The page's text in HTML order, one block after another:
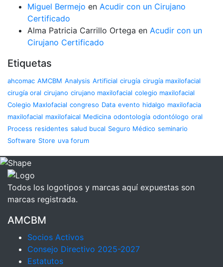
Miguel Bermejo en Acudir con un Cirujano
Certificado
Alma Patricia Carrillo Ortega en Acudir con un
Cirujano Certificado
Etiquetas
ahcomac AMCBM Analysis Artificial cirugía cirugía maxilofacial
cirugía oral cirujano cirujano maxilofacial colegio maxilofacial
Colegio Maxlofacial congreso Data evento hidalgo maxilofacia
maxilofacial maxilofaical Medicina odontología odontólogo oral
Process residentes salud bucal Seguro Médico seminario
Software Store uva forum
Todos los logotipos y marcas aquí expuestas son
marcas registrada.
AMCBM
Socios Activos
Consejo Directivo 2025-2027
Estatutos